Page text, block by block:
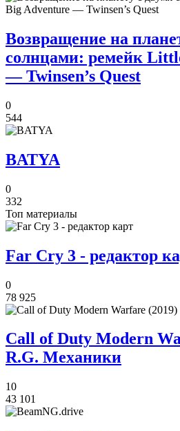
Возвращение на
солнцами: ремейк
— Twinsen’s Quest
0
544
BATYA
0
332
Топ материалы
Far Cry 3 - редактор
0
78 925
Call of Duty Modern
R.G. Механики
10
43 101